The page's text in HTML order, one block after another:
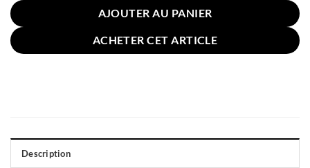
AJOUTER AU PANIER
ACHETER CET ARTICLE
Description